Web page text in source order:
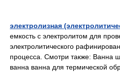
электролизная
емкость с электролитом для
электролитического
процесса. Смотри также: Ванна
ванна ванна для термической